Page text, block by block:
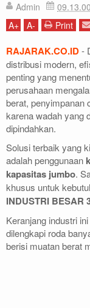
Admin
09.13.00
A+ A- Print
RAJARAK.CO.ID-
distribusi modern,
penting yang
perusahaan
berat, penyimpanan
karena wadah yang
dipindahkan.
Solusi terbaik yang
adalah penggunaan
kapasitas jumbo.
khusus untuk
INDUSTRI BESAR
Keranjang industri
dilengkapi roda
berisi muatan berat